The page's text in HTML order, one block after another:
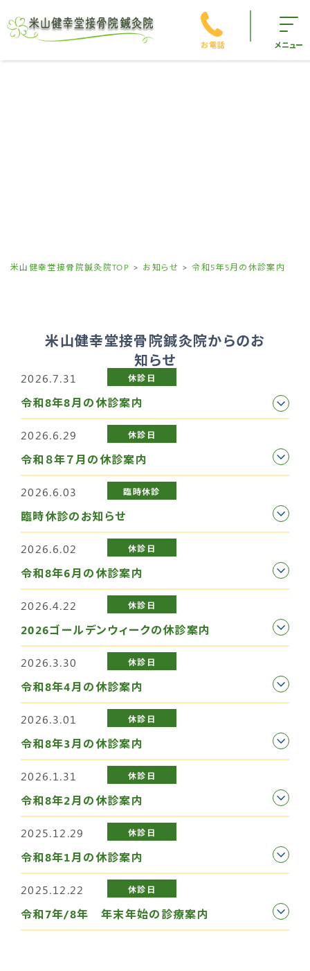
お電話 メニュー
米山健幸堂接骨院鍼灸院TOP お知らせ 令和5年5月の休診案内
米山健幸堂接骨院鍼灸院からのお
知らせ
2026.7.31 休診日
令和8年8月の休診案内
2026.6.29 休診日
令和８年７月の休診案内
2026.6.03 臨時休診
臨時休診のお知らせ
2026.6.02 休診日
令和8年6月の休診案内
2026.4.22 休診日
2026ゴールデンウィークの休診案内
2026.3.30 休診日
令和8年4月の休診案内
2026.3.01 休診日
令和8年3月の休診案内
2026.1.31 休診日
令和8年2月の休診案内
2025.12.29 休診日
令和8年1月の休診案内
2025.12.22 休診日
令和7年/8年 年末年始の診療案内